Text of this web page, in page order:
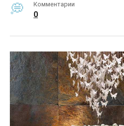
Комментарии
0